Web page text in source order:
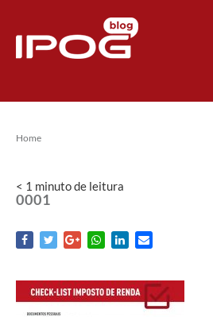
Home
< 1 minutode leitura
0001